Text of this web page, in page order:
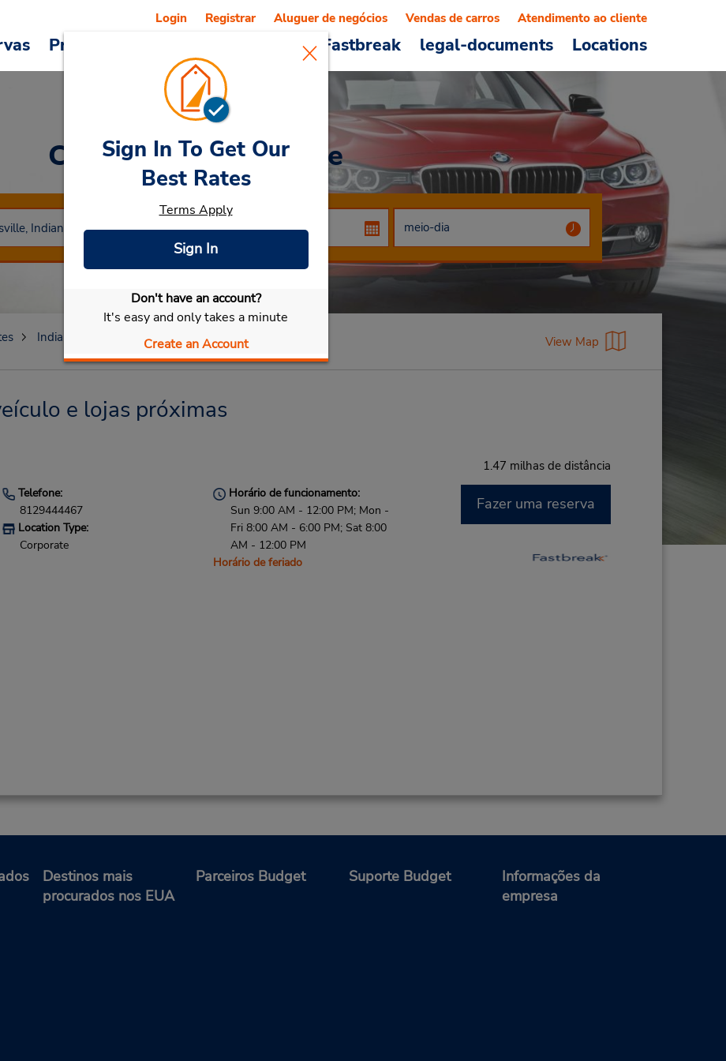
Promoções Veículos e serviços Fastbreak legal-documents Locations
Login Registrar Aluguer de negócios Vendas de carros Atendimento ao cliente
Car RentalClarksville
Selecionar meu carro
Sign In To Get Our
Best Rates
Terms Apply
Sign In
Don't have an account?
It's easy and only takes a minute
Create an Account
Indiana Clarksville View Map
e lojas próximas
1.47 milhas de distância
Telefone:
8129444467
Location Type:
Corporate
Horário de funcionamento:
Sun 9:00 AM - 12:00 PM; Mon -
Fri 8:00 AM - 6:00 PM; Sat 8:00
AM - 12:00 PM
Horário de feriado
Fazer uma reserva
Destinos mais
procurados nos EUA
Parceiros Budget Suporte Budget
Informações da
empresa